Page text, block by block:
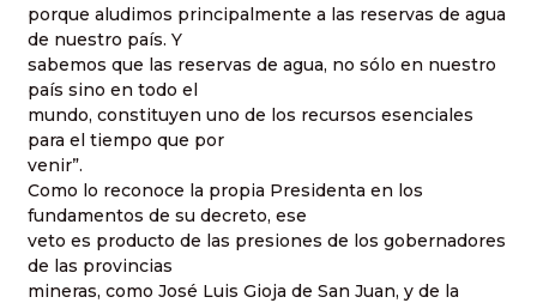
porque aludimos principalmente a las reservas de agua
de nuestro país. Y
sabemos que las reservas de agua, no sólo en nuestro
país sino en todo el
mundo, constituyen uno de los recursos esenciales
para el tiempo que por
venir”.
Como lo reconoce la propia Presidenta en los
fundamentos de su decreto, ese
veto es producto de las presiones de los gobernadores
de las provincias
mineras, como José Luis Gioja de San Juan, y de la